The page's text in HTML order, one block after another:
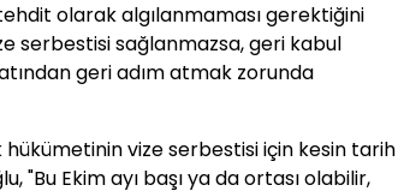
olarak algılanmaması gerektiğini
serbestisi sağlanmazsa, geri kabul
geri adım atmak zorunda
hükümetinin vize serbestisi için kesin tarih
"Bu Ekim ayı başı ya da ortası olabilir,